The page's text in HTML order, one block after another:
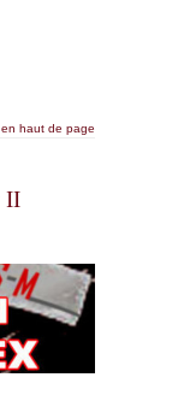
haut de page
II